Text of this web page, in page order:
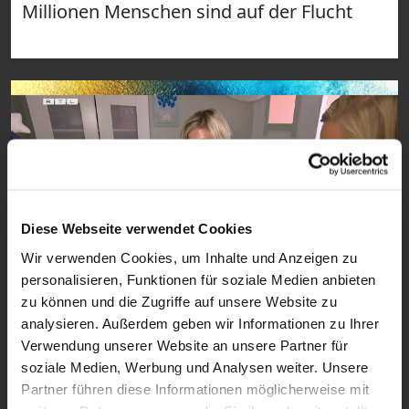
Diese Webseite verwendet Cookies
Wir verwenden Cookies, um Inhalte und Anzeigen zu
personalisieren, Funktionen für soziale Medien anbieten
zu können und die Zugriffe auf unsere Website zu
analysieren. Außerdem geben wir Informationen zu Ihrer
Verwendung unserer Website an unsere Partner für
soziale Medien, Werbung und Analysen weiter. Unsere
Partner führen diese Informationen möglicherweise mit
Millionen Menschen sind auf der Flucht
0:30
VIDEO
RTL-Bibelclip - Kritik an
Hebammenhilfevertrag
Weniger Unterstützung vor und nach der